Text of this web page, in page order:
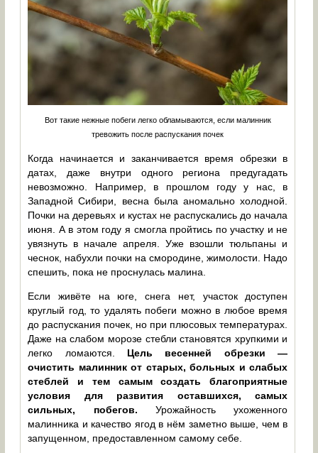
Вот такие нежные побеги легко обламываются, если малинник
тревожить после распускания почек
Когда начинается и заканчивается время обрезки в
датах, даже внутри одного региона предугадать
невозможно. Например, в прошлом году у нас, в
Западной Сибири, весна была аномально холодной.
Почки на деревьях и кустах не распускались до начала
июня. А в этом году я смогла пройтись по участку и не
увязнуть в начале апреля. Уже взошли тюльпаны и
чеснок, набухли почки на смородине, жимолости. Надо
спешить, пока не проснулась малина.
Если живёте на юге, снега нет, участок доступен
круглый год, то удалять побеги можно в любое время
до распускания почек, но при плюсовых температурах.
Даже на слабом морозе стебли становятся хрупкими и
легко ломаются. Цель весенней обрезки —
очистить малинник от старых, больных и слабых
стеблей и тем самым создать благоприятные
условия для развития оставшихся, самых
сильных, побегов. Урожайность ухоженного
малинника и качество ягод в нём заметно выше, чем в
запущенном, предоставленном самому себе.